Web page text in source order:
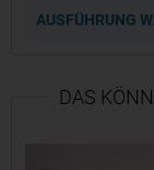
AUSFÜHRUNG
DAS